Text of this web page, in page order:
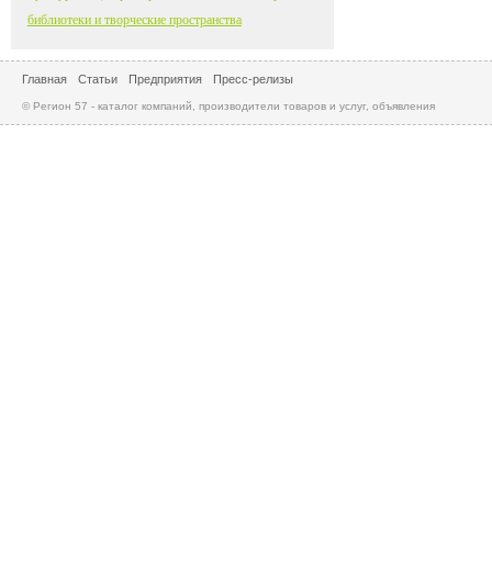
библиотеки и творческие пространства
Главная Статьи Предприятия Пресс-релизы
© Регион 57 - каталог компаний, производители товаров и услуг, объявления